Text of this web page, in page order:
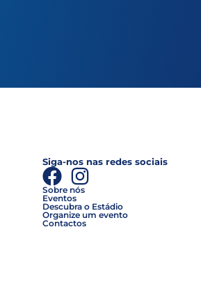
Siga-nos nas redes sociais
Sobre nós
Eventos
Descubra o Estádio
Organize um evento
Contactos